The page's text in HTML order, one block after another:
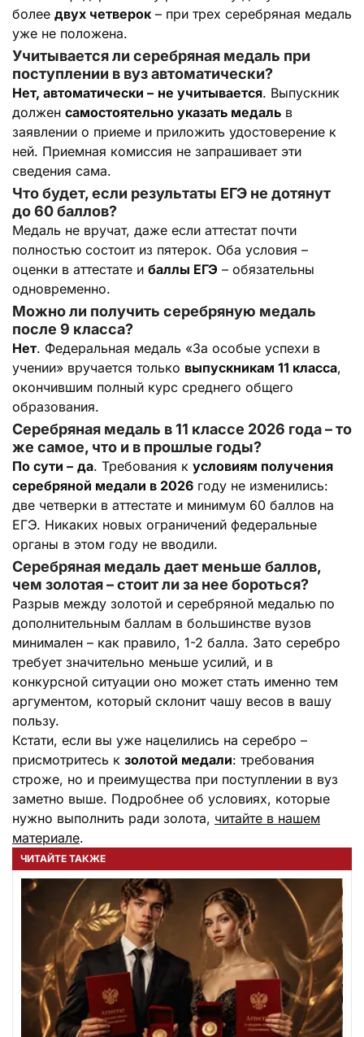
более двух четверок – при трех серебряная медаль
уже не положена.
Учитывается ли серебряная медаль при
поступлении в вуз автоматически?
Нет, автоматически – не учитывается. Выпускник
должен самостоятельно указать медаль в
заявлении о приеме и приложить удостоверение к
ней. Приемная комиссия не запрашивает эти
сведения сама.
Что будет, если результаты ЕГЭ не дотянут
до 60 баллов?
Медаль не вручат, даже если аттестат почти
полностью состоит из пятерок. Оба условия –
оценки в аттестате и баллы ЕГЭ – обязательны
одновременно.
Можно ли получить серебряную медаль
после 9 класса?
Нет. Федеральная медаль «За особые успехи в
учении» вручается только выпускникам 11 класса,
окончившим полный курс среднего общего
образования.
Серебряная медаль в 11 классе 2026 года – то
же самое, что и в прошлые годы?
По сути – да. Требования к условиям получения
серебряной медали в 2026 году не изменились:
две четверки в аттестате и минимум 60 баллов на
ЕГЭ. Никаких новых ограничений федеральные
органы в этом году не вводили.
Серебряная медаль дает меньше баллов,
чем золотая – стоит ли за нее бороться?
Разрыв между золотой и серебряной медалью по
дополнительным баллам в большинстве вузов
минимален – как правило, 1-2 балла. Зато серебро
требует значительно меньше усилий, и в
конкурсной ситуации оно может стать именно тем
аргументом, который склонит чашу весов в вашу
пользу.
Кстати, если вы уже нацелились на серебро –
присмотритесь к золотой медали: требования
строже, но и преимущества при поступлении в вуз
заметно выше. Подробнее об условиях, которые
нужно выполнить ради золота, читайте в нашем
материале.
ЧИТАЙТЕ ТАКЖЕ